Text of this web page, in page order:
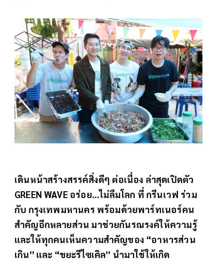
เดินหน้าสร้างสรรค์สิ่งดีๆ ต่อเนื่อง ล่าสุดเปิดตัว
GREEN WAVE อร่อย...ไม่ลืมโลก ที่ กรีนเวฟ ร่วม
กับ กรุงเทพมหานคร พร้อมด้วยพาร์ทเนอร์คน
สำคัญอีกหลายส่วน มาช่วยกันรณรงค์ให้ความรู้
และให้ทุกคนเห็นความสำคัญของ “อาหารส่วน
เกิน” และ “ขยะรีไซเคิล” นำมาใช้ให้เกิด